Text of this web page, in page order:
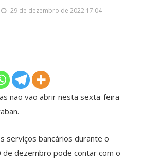
29 de dezembro de 2022 17:04
não vão abrir nesta sexta-feira
serviços bancários durante o
de dezembro pode contar com o